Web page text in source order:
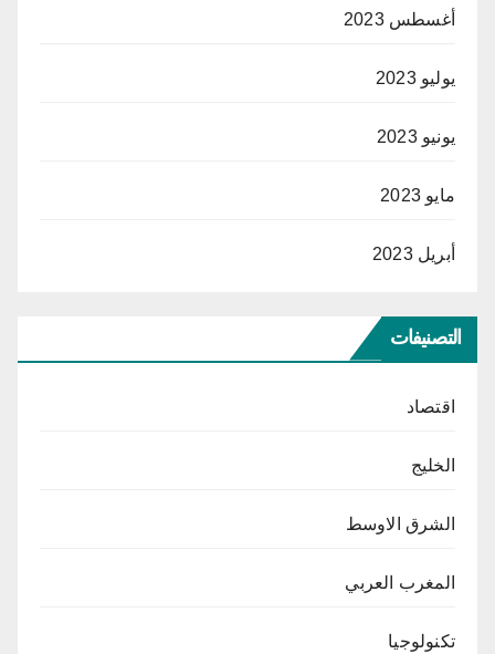
أغسطس 2023
يوليو 2023
يونيو 2023
مايو 2023
أبريل 2023
التصنيفات
اقتصاد
الخليج
الشرق الاوسط
المغرب العربي
تكنولوجيا